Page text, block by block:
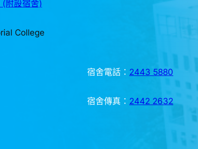
(附設宿舍)
College
宿舍電話： 2443 5880
宿舍傳真： 2442 2632